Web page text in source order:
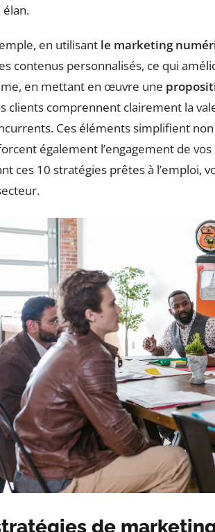
élan.
en utilisant le marketing
contenus personnalisés, ce qui
en mettant en œuvre une
clients comprennent clairement la
Ces éléments simplifient
également l’engagement de
ces 10 stratégies prêtes à l’emploi,
de